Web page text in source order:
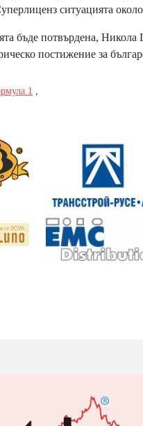
ситуацията
бъде потвърдена, Никола
постижение за
1